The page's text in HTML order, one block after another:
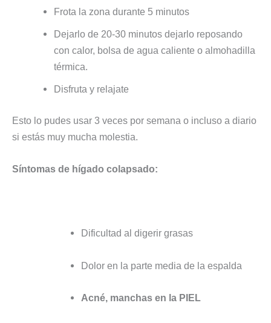
Frota la zona durante 5 minutos
Dejarlo de 20-30 minutos dejarlo reposando
con calor, bolsa de agua caliente o almohadilla
térmica.
Disfruta y relajate
Esto lo pudes usar 3 veces por semana o incluso a diario
si estás muy mucha molestia.
Síntomas de hígado colapsado:
Dificultad al digerir grasas
Dolor en la parte media de la espalda
Acné, manchas en la PIEL